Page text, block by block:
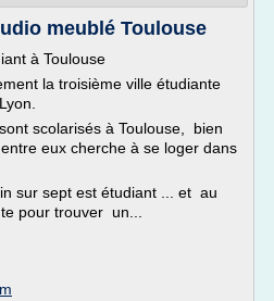
meublé Toulouse
à Toulouse
la troisième ville étudiante
scolarisés à Toulouse, bien
eux cherche à se loger dans
sur sept est étudiant ... et au
pour trouver un...